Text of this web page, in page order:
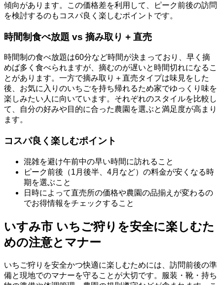
傾向があります。この価格差を利用して、ピーク前後の訪問
を検討するのもコスパ良く楽しむポイントです。
時間制食べ放題 vs 摘み取り + 直売
時間制の食べ放題は60分など時間が決まっており、早く摘
めば多く食べられますが、摘むのが遅いと時間切れになるこ
とがあります。一方で摘み取り＋直売タイプは味見をした
後、お気に入りのいちごを持ち帰れるため家でゆっくり味を
楽しみたい人に向いています。それぞれのスタイルを比較し
て、自分の好みや目的に合った農園を選ぶと満足度が高まり
ます。
コスパ良く楽しむポイント
混雑を避け午前中の早い時間に訪れること
ピーク前後（1月後半、4月など）の料金が安くなる時
期を選ぶこと
日時によって直売所の価格や農園の品揃えが変わるの
でお得情報をチェックすること
いすみ市 いちご狩りを安全に楽しむた
めの注意とマナー
いちご狩りを安全かつ快適に楽しむためには、訪問前後の準
備と現地でのマナーを守ることが大切です。服装・靴・持ち